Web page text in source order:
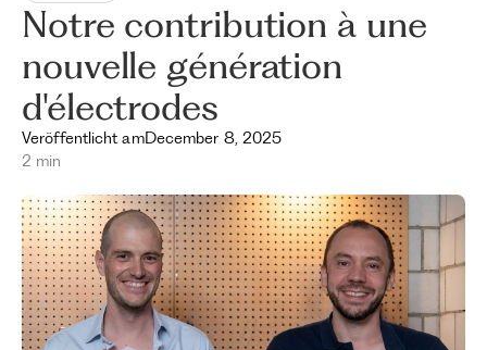
Notre contribution à une
nouvelle génération
d'électrodes
Veröffentlicht amDecember 8, 2025
2 min